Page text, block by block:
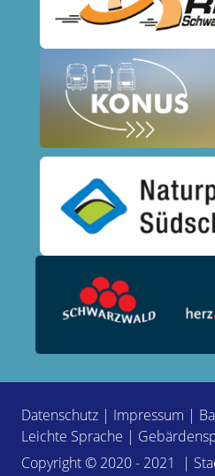
Datenschutz | Impressum |
Leichte Sprache |
Copyright © 2020 - 2021 |